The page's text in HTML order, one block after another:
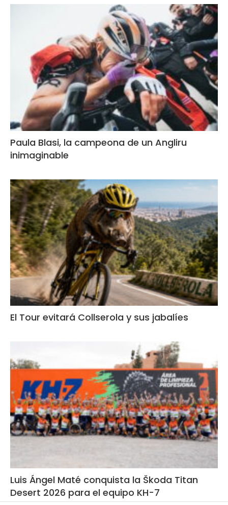
Paula Blasi, la campeona de un Angliru
inimaginable
El Tour evitará Collserola y sus jabalíes
Luis Ángel Maté conquista la Škoda Titan
Desert 2026 para el equipo KH-7